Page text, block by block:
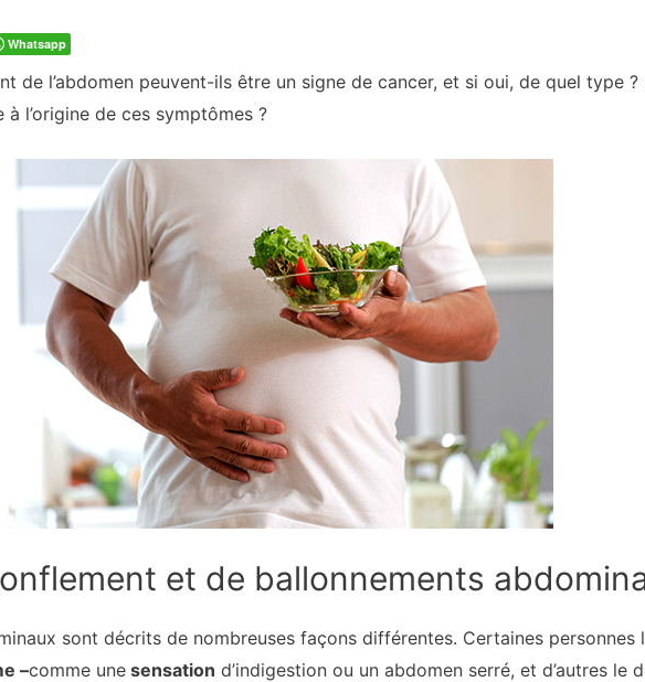
Whatsapp
de l’abdomen peuvent-ils être un signe de cancer, et si oui, de quel type ?
l’origine de ces symptômes ?
et de ballonnements
sont décrits de nombreuses façons différentes. Certaines personnes
–comme unesensation d’indigestion ou un abdomen serré, et d’autres le